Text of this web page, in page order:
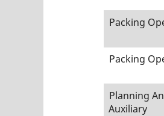
Packing
Packing
Planning
Auxiliary